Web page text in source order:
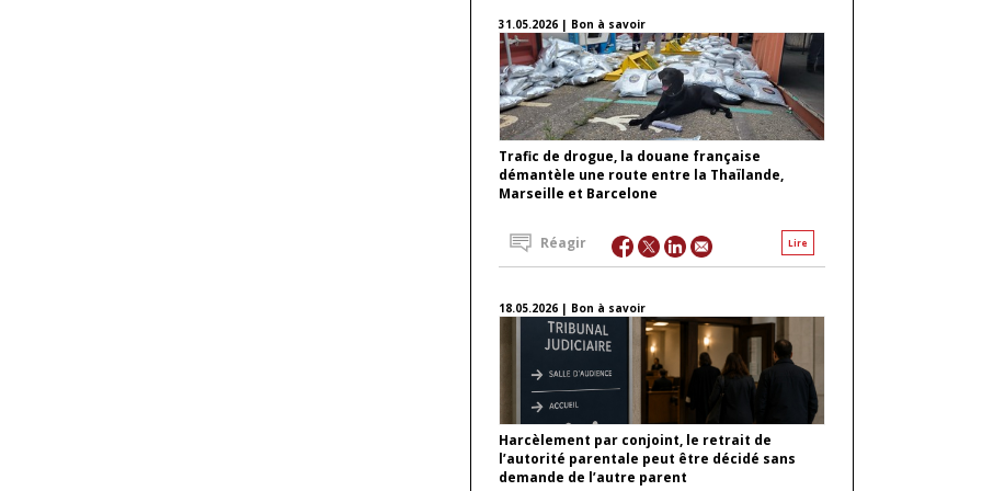
31.05.2026 | Bon à savoir
Trafic de drogue, la douane française
démantèle une route entre la Thaïlande,
Marseille et Barcelone
Lire
Réagir
18.05.2026 | Bon à savoir
Harcèlement par conjoint, le retrait de
l’autorité parentale peut être décidé sans
demande de l’autre parent